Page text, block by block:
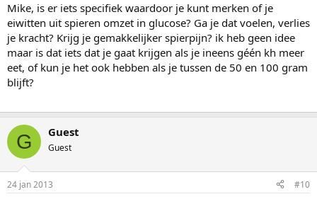
Mike, is er iets specifiek waardoor je kunt merken of je
eiwitten uit spieren omzet in glucose? Ga je dat voelen, verlies
je kracht? Krijg je gemakkelijker spierpijn? ik heb geen idee
maar is dat iets dat je gaat krijgen als je ineens géén kh meer
eet, of kun je het ook hebben als je tussen de 50 en 100 gram
blijft?
G Guest
Guest
24 jan 2013 #10